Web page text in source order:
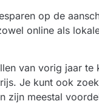
op de
online als
van vorig jaar
Je kunt ook
zijn meestal